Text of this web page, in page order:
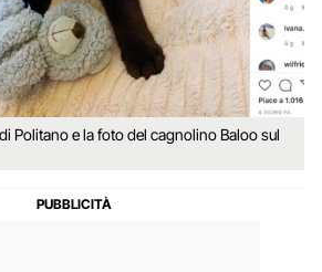
Politano e la foto del cagnolino Baloo sul